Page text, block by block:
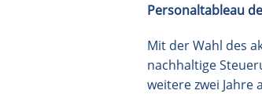
Personaltableau
Mit der Wahl des
nachhaltige
weitere zwei